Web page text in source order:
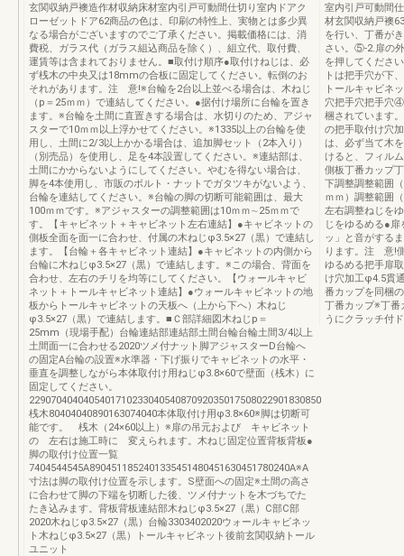
玄関収納戸襖造作材収納床材室内引戸可動間仕切り室内ドアク
ローゼットドア62商品の色は、印刷の特性上、実物とは多少異
なる場合がございますのでご了承ください。掲載価格には、消
費税、ガラス代（ガラス組込商品を除く）、組立代、取付費、
運賃等は含まれておりません。■取付け順序●取付けねじは、必
ず桟木の中央又は18mmの合板に固定してください。転倒のお
それがあります。注 意!※台輪を2台以上並べる場合は、木ねじ
（p＝25ｍｍ）で連結してください。●据付け場所に台輪を置き
ます。※台輪を土間に直置きする場合は、水切りのため、アジャ
スターで10ｍｍ以上浮かせてください。※1335以上の台輪を使
用し、土間に2/3以上かかる場合は、追加脚セット（2本入り）
（別売品）を使用し、足を4本設置してください。※連結部は、
土間にかからないようにしてください。やむを得ない場合は、
脚を4本使用し、市販のボルト・ナットでガタツキがないよう、
台輪を連結してください。※台輪の脚の切断可能範囲は、最大
100ｍｍです。※アジャスターの調整範囲は10ｍｍ∼25ｍｍで
す。【キャビネット＋キャビネット左右連結】●キャビネットの
側板全面を面一に合わせ、付属の木ねじφ3.5×27（黒）で連結し
ます。【台輪＋各キャビネット連結】●キャビネットの内側から
台輪に木ねじφ3.5×27（黒）で連結します。※この場合、背面を
合わせ、左右のチリを均等にしてください。【ウォールキャビ
ネット＋トールキャビネット連結】●ウォールキャビネットの地
板からトールキャビネットの天板へ（上から下へ）木ねじ
φ3.5×27（黒）で連結します。■Ｃ部詳細図木ねじp＝
25mm（現場手配）台輪連結部連結部土間台輪台輪土間3/4以上
土間面一に合わせる2020ツメ付ナット脚アジャスターD台輪へ
の固定A台輪の設置※水準器・下げ振りでキャビネットの水平・
垂直を調整しながら本体取付け用ねじφ3.8×60で壁面（桟木）に
固定してください。
229070404040540171023304054087092035017508022901830850
桟木80404040890163074040本体取付け用φ3.8×60※脚は切断可
能です。 桟木（24×60以上）※扉の吊元および キャビネット
の 左右は施工時に 変えられます。木ねじ固定位置背板背板●
脚の取付け位置一覧
7404544545A8904511852401335451480451630451780240A※A
寸法は脚の取付け位置を示します。S壁面への固定※土間の高さ
に合わせて脚の下端を切断した後、ツメ付ナットを木づちでた
たき込みます。背板背板連結部木ねじφ3.5×27（黒）C部C部
2020木ねじφ3.5×27（黒）台輪3303402020ウォールキャビネッ
ト木ねじφ3.5×27（黒）トールキャビネット後前玄関収納トール
ユニット
室内引戸可動間
材玄関収納戸襖
を行い、丁番が
さい。⑤-2.扉の
を押してくださ
トは把手穴が下
トールキャビネ
穴把手穴把手穴
梱されています
の把手取付け穴
は、必ず当て木
けると、フィル
側板丁番カップ
下調整調整範囲
ｍｍ）調整範囲
左右調整ねじを
じをゆるめる●
ッ」と音がする
ります。注 意!
ゆるめる把手扉
け穴加工φ4.5貫
番カップを同梱
丁番カップ※丁番
うにクラッチ付